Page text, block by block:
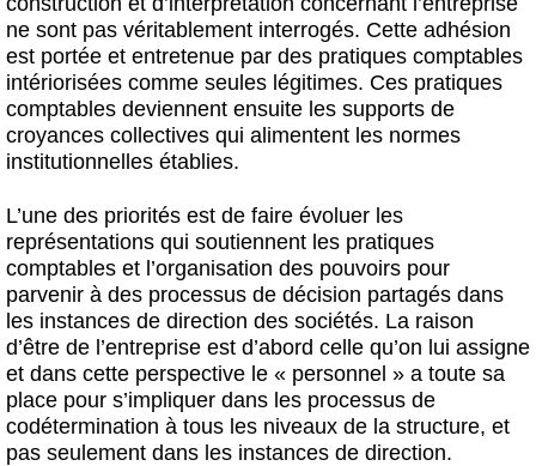
ne sont pas véritablement interrogés. Cette adhésion
est portée et entretenue par des pratiques comptables
intériorisées comme seules légitimes. Ces pratiques
comptables deviennent ensuite les supports de
croyances collectives qui alimentent les normes
institutionnelles établies.
L’une des priorités est de faire évoluer les
représentations qui soutiennent les pratiques
comptables et l’organisation des pouvoirs pour
parvenir à des processus de décision partagés dans
les instances de direction des sociétés. La raison
d’être de l’entreprise est d’abord celle qu’on lui assigne
et dans cette perspective le « personnel » a toute sa
place pour s’impliquer dans les processus de
codétermination à tous les niveaux de la structure, et
pas seulement dans les instances de direction.